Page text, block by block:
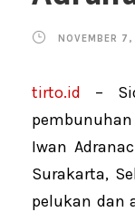
NOVEMBER
tirto.id –
Iwan
Surakarta,
pelukan dan